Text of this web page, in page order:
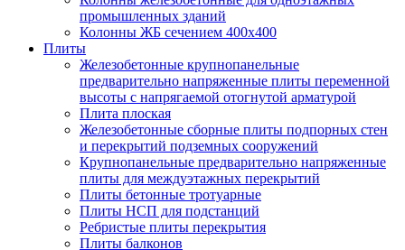
промышленных зданий
Колонны ЖБ сечением 400х400
Плиты
Железобетонные крупнопанельные
предварительно напряженные плиты переменной
высоты с напрягаемой отогнутой арматурой
Плита плоская
Железобетонные сборные плиты подпорных стен
и перекрытий подземных сооружений
Крупнопанельные предварительно напряженные
плиты для междуэтажных перекрытий
Плиты бетонные тротуарные
Плиты НСП для подстанций
Ребристые плиты перекрытия
Плиты балконов